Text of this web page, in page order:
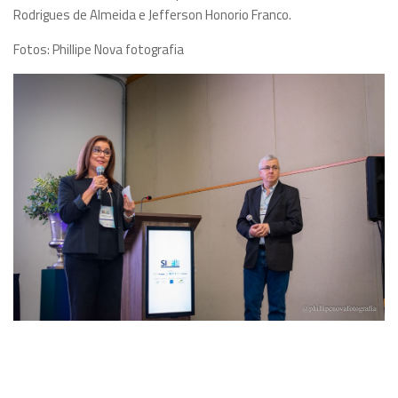
Rodrigues de Almeida e Jefferson Honorio Franco.
Fotos: Phillipe Nova fotografia